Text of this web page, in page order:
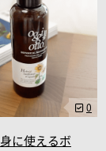
0
に使えるボ